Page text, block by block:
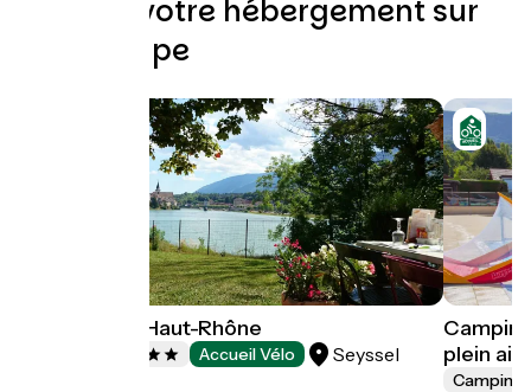
Trouvez votre hébergement sur
cette étape
Camping du Haut-Rhône
Accueil Vélo Seyssel
plein air